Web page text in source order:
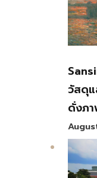
วัสดุ
ดั่งภ